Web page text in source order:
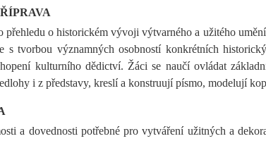
o historickém vývoji výtvarného a užitého
s tvorbou významných osobností konkrétních
kulturního dědictví. Žáci se naučí ovládat
i z představy, kreslí a konstruují písmo, modelují
a dovednosti potřebné pro vytváření užitných a